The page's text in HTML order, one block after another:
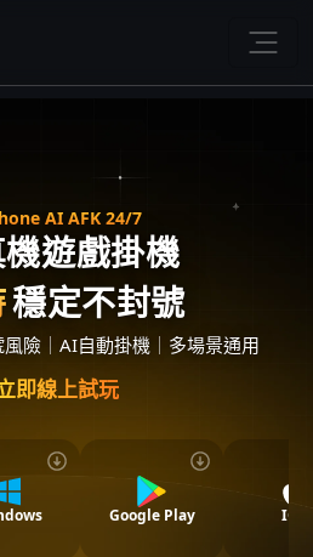
AI AFK 24/7
遊戲掛機
穩定不封號
風險 AI自動掛機 多場景通用
即線上試玩
Google Play IOS